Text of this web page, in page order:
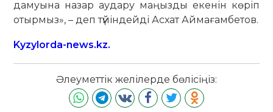
дамуына назар аудару маңызды екенін көріп
отырмыз», – деп түйіндейді Асхат Аймағамбетов.
Kyzylorda-news.kz.
Әлеуметтік желілерде бөлісіңіз: